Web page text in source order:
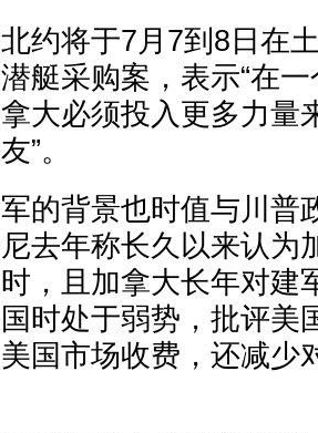
将于7月7到8日在土
艇采购案，表示“在
大必须投入更多力量
”。
背景也时值与川普
去年称长久以来认为
，且加拿大长年对建
时处于弱势，批评美
国市场收费，还减少